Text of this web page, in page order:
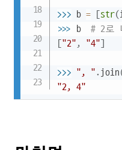
>>> b = [str(
>>> b # 2로
["2" , "4"]
>>> ", ". join
"2, 4"